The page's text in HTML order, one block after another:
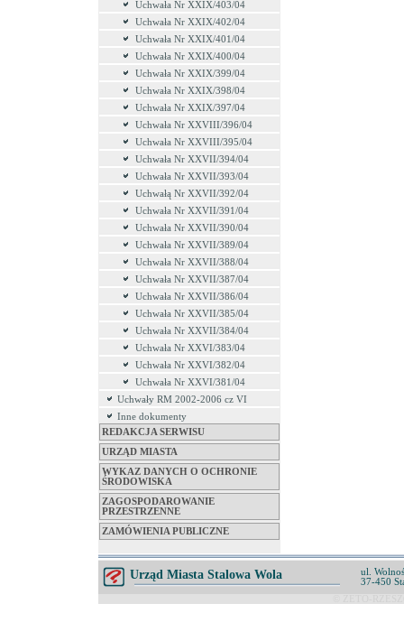
Uchwała Nr XXIX/403/04
Uchwała Nr XXIX/402/04
Uchwała Nr XXIX/401/04
Uchwała Nr XXIX/400/04
Uchwała Nr XXIX/399/04
Uchwała Nr XXIX/398/04
Uchwała Nr XXIX/397/04
Uchwała Nr XXVIII/396/04
Uchwała Nr XXVIII/395/04
Uchwała Nr XXVII/394/04
Uchwała Nr XXVII/393/04
Uchwałą Nr XXVII/392/04
Uchwała Nr XXVII/391/04
Uchwała Nr XXVII/390/04
Uchwała Nr XXVII/389/04
Uchwała Nr XXVII/388/04
Uchwała Nr XXVII/387/04
Uchwała Nr XXVII/386/04
Uchwała Nr XXVII/385/04
Uchwała Nr XXVII/384/04
Uchwała Nr XXVI/383/04
Uchwała Nr XXVI/382/04
Uchwała Nr XXVI/381/04
Uchwały RM 2002-2006 cz VI
Inne dokumenty
REDAKCJA SERWISU
URZĄD MIASTA
WYKAZ DANYCH O OCHRONIE
ŚRODOWISKA
ZAGOSPODAROWANIE
PRZESTRZENNE
ZAMÓWIENIA PUBLICZNE
Urząd Miasta Stalowa Wola
ul.
37-450